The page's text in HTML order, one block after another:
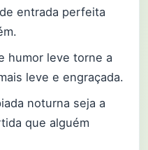
entrada perfeita
humor leve torne a
leve e engraçada.
noturna seja a
que alguém